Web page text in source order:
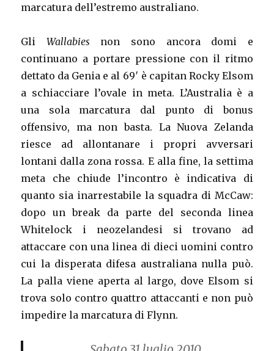
marcatura dell’estremo australiano.
Gli Wallabies non sono ancora domi e
continuano a portare pressione con il ritmo
dettato da Genia e al 69′ è capitan Rocky Elsom
a schiacciare l’ovale in meta. L’Australia è a
una sola marcatura dal punto di bonus
offensivo, ma non basta. La Nuova Zelanda
riesce ad allontanare i propri avversari
lontani dalla zona rossa. E alla fine, la settima
meta che chiude l’incontro è indicativa di
quanto sia inarrestabile la squadra di McCaw:
dopo un break da parte del seconda linea
Whitelock i neozelandesi si trovano ad
attaccare con una linea di dieci uomini contro
cui la disperata difesa australiana nulla può.
La palla viene aperta al largo, dove Elsom si
trova solo contro quattro attaccanti e non può
impedire la marcatura di Flynn.